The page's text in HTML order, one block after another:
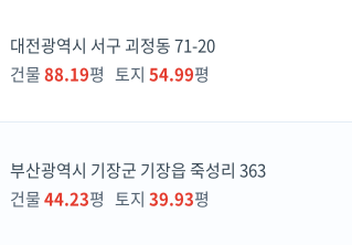
대전광역시 서구 괴정동 71-20
건물88.19평 토지 54.99평
부산광역시 기장군 기장읍 죽성리 363
건물44.23평 토지 39.93평